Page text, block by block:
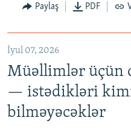
Paylaş PDF
İyul 07, 2026
Müəllimlər üçün
— istədikləri
bilməyəcəklər